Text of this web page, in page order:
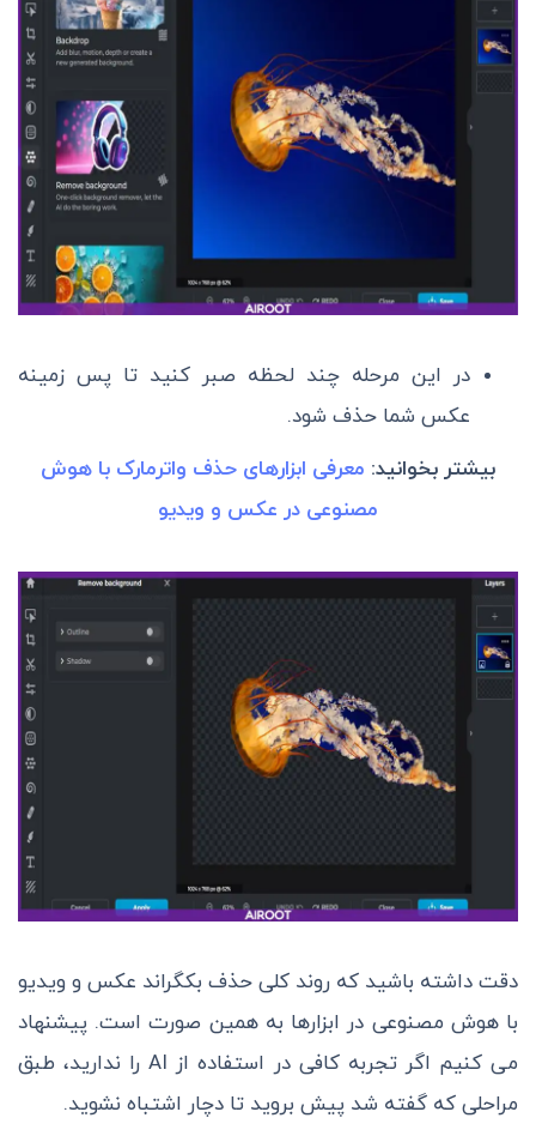
در این مرحله چند لحظه صبر کنید تا پس زمینه
عکس شما حذف شود.
بیشتر بخوانید: معرفی ابزارهای حذف واترمارک با هوش
مصنوعی در عکس و ویدیو
دقت داشته باشید که روند کلی حذف بکگراند عکس و ویدیو
با هوش مصنوعی در ابزارها به همین صورت است. پیشنهاد
می کنیم اگر تجربه کافی در استفاده از AI را ندارید، طبق
مراحلی که گفته شد پیش بروید تا دچار اشتباه نشوید.